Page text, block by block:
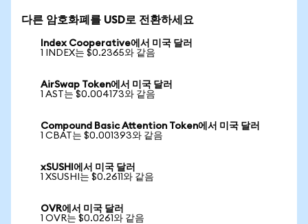
다른 암호화폐를 USD로 전환하세요
Index Cooperative에서 미국 달러
1 INDEX는 $0.2365와 같음
AirSwap Token에서 미국 달러
1 AST는 $0.004173와 같음
Compound Basic Attention Token에서 미국 달러
1 CBAT는 $0.001393와 같음
xSUSHI에서 미국 달러
1 XSUSHI는 $0.2611와 같음
OVR에서 미국 달러
1 OVR는 $0.0261와 같음